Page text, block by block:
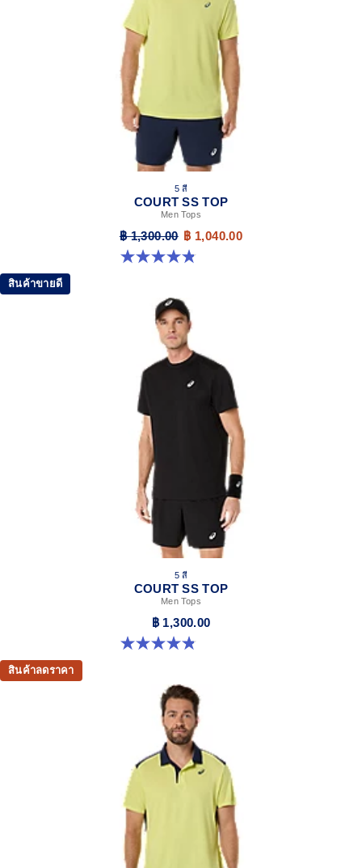
5 สี
COURT SS TOP
Men Tops
฿ 1,300.00 ฿ 1,040.00
4.8 จาก 5 ดาว 119 รีวิว
สินค้าขายดี
5 สี
COURT SS TOP
Men Tops
฿ 1,300.00
4.8 จาก 5 ดาว 119 รีวิว
สินค้าลดราคา